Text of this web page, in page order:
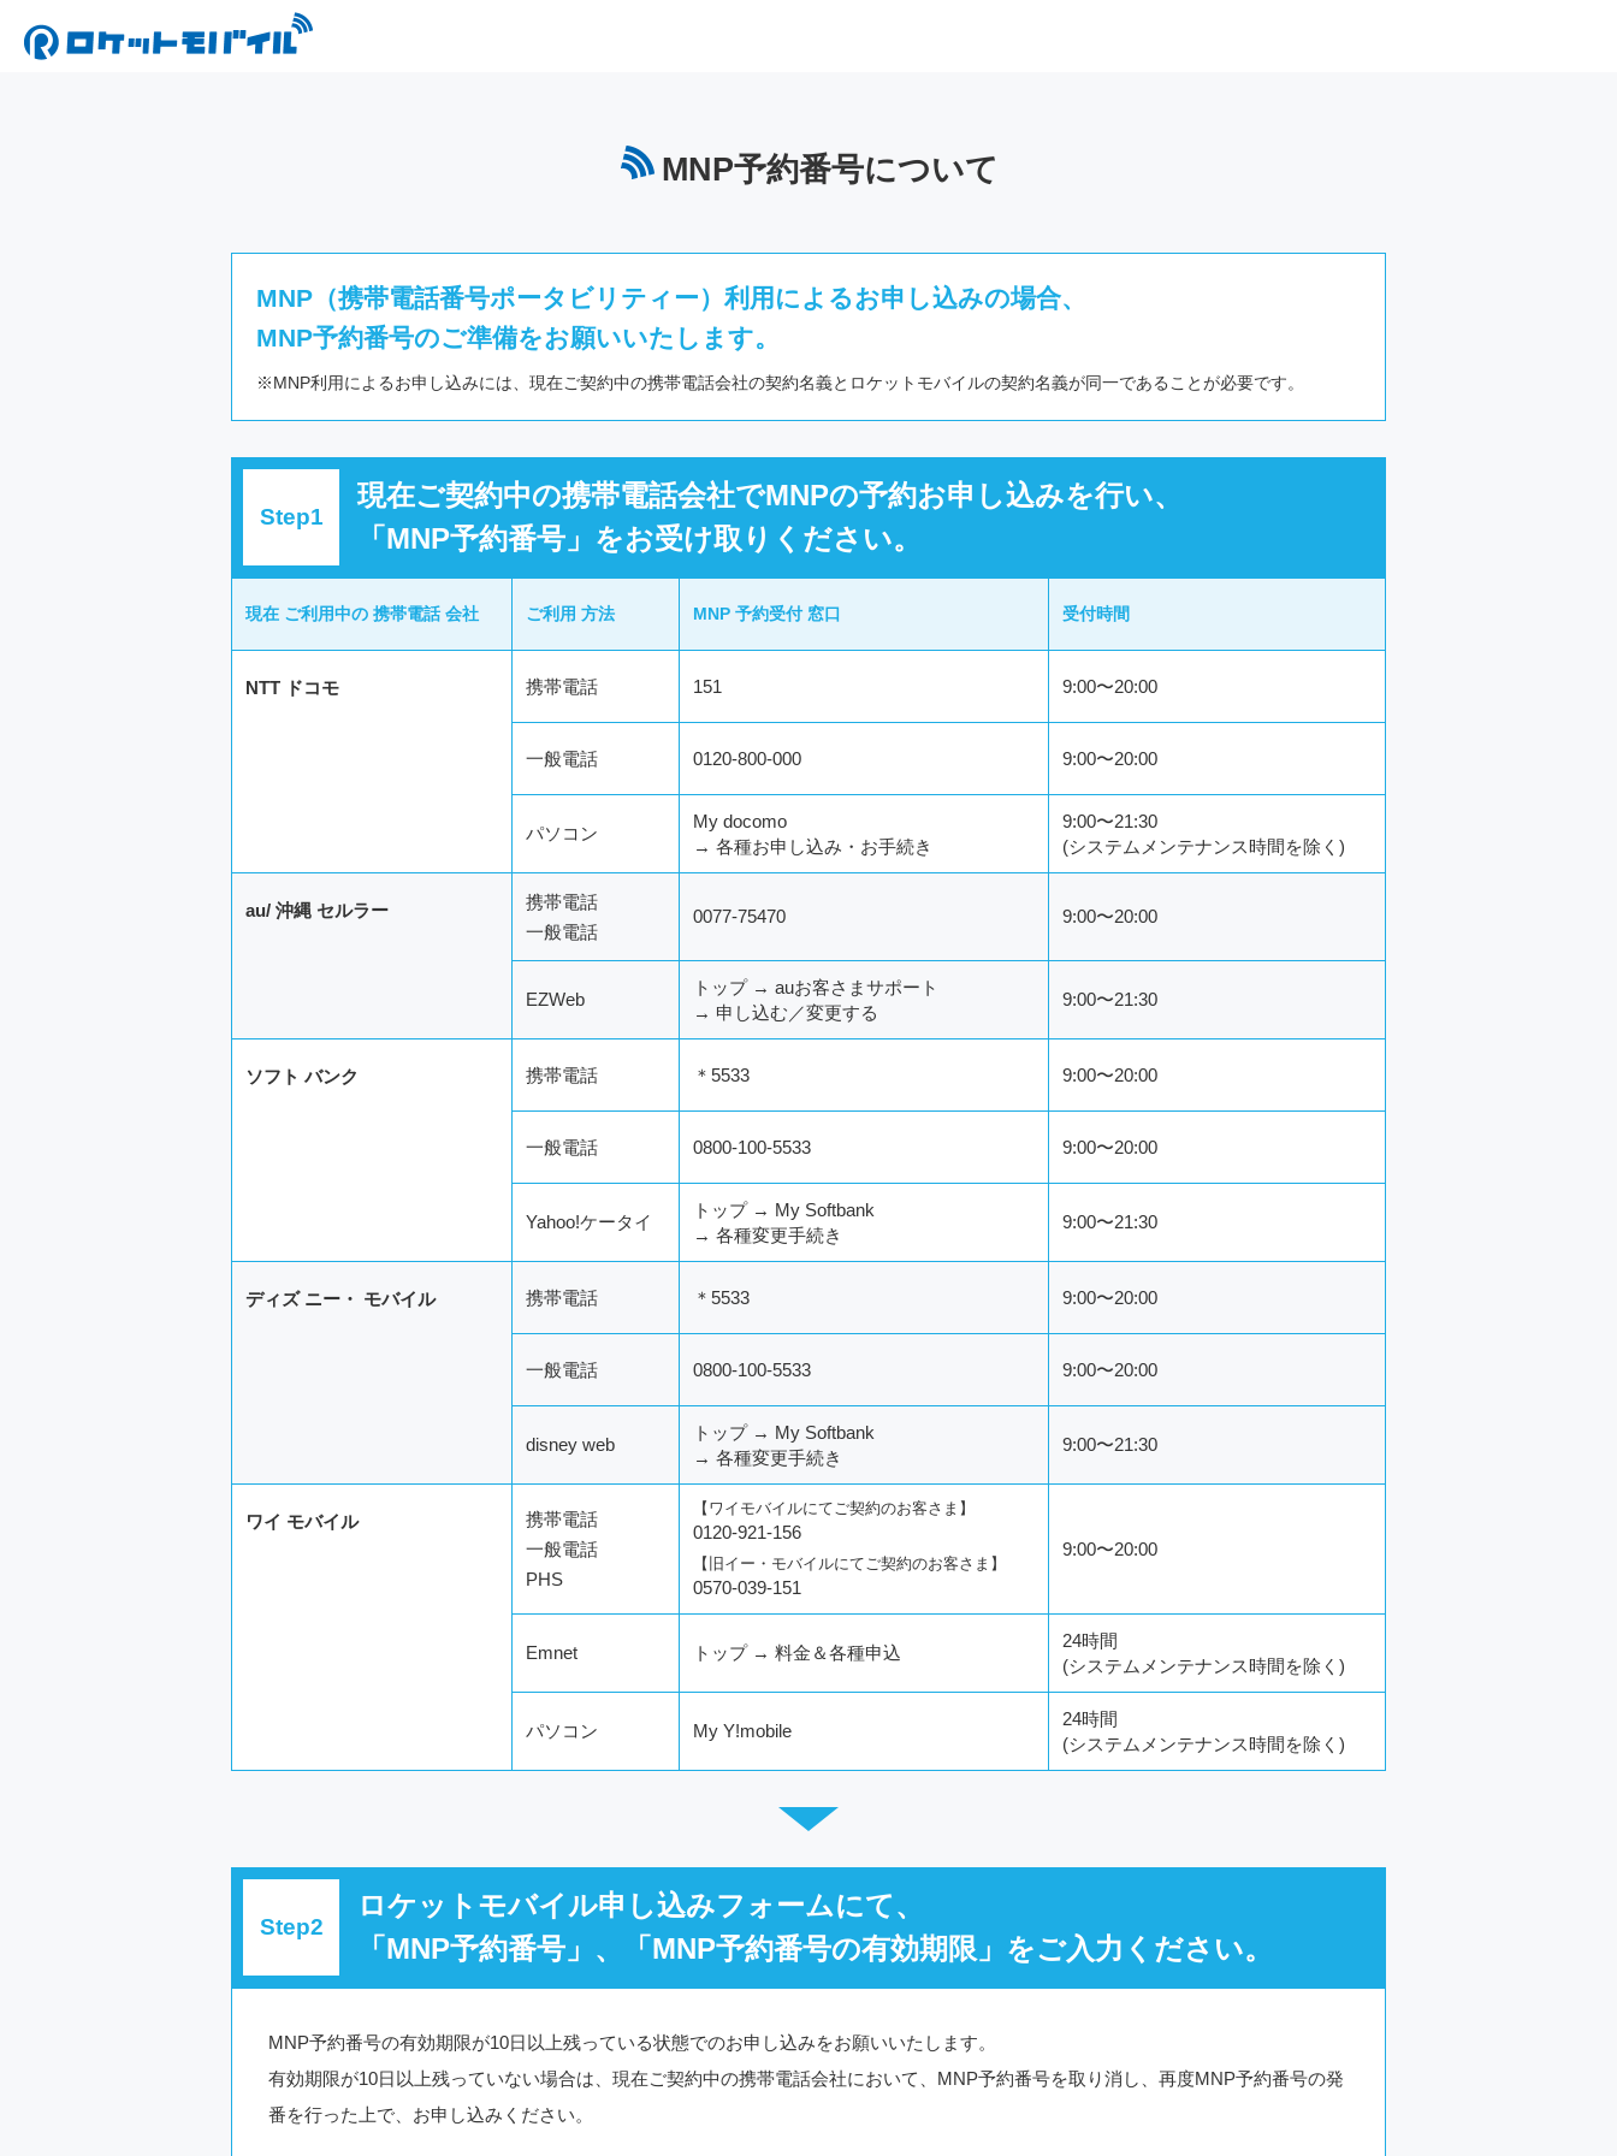
MNP予約番号について
MNP（携帯電話番号ポータビリティー）利用によるお申し込みの場合、
MNP予約番号のご準備をお願いいたします。
※MNP利用によるお申し込みには、現在ご契約中の携帯電話会社の契約名義とロケットモバイルの契約名義が同一であることが必要です。
現在ご契約中の携帯電話会社でMNPの予約お申し込みを行い、
「MNP予約番号」をお受け取りください。
現在ご利用中の携帯電話会社 ご利用 方法 MNP予約受付窓口 受付時間
NTT ドコモ 携帯電話 151 9:00〜20:00
一般電話 0120-800-000 9:00〜20:00
パソコン
My docomo
→ 各種お申し込み・お手続き
9:00〜21:30
(システムメンテナンス時間を除く)
au/ 沖縄 セルラー
携帯電話
一般電話
0077-75470 9:00〜20:00
EZWeb
トップ → auお客さまサポート
→ 申し込む／変更する
9:00〜21:30
ソフト バンク 携帯電話 ＊5533 9:00〜20:00
一般電話 0800-100-5533 9:00〜20:00
Yahoo!ケータイ
トップ → My Softbank
→ 各種変更手続き
9:00〜21:30
ディズニー・ モバイル 携帯電話 ＊5533 9:00〜20:00
一般電話 0800-100-5533 9:00〜20:00
disney web
トップ → My Softbank
→ 各種変更手続き
9:00〜21:30
ワイ モバイル
携帯電話
一般電話
PHS
【ワイモバイルにてご契約のお客さま】
0120-921-156
【旧イー・モバイルにてご契約のお客さま】
0570-039-151
9:00〜20:00
Emnet トップ → 料金＆各種申込
24時間
(システムメンテナンス時間を除く)
パソコン My Y!mobile
24時間
(システムメンテナンス時間を除く)
ロケットモバイル申し込みフォームにて、
「MNP予約番号」、「MNP予約番号の有効期限」をご入力ください。
MNP予約番号の有効期限が10日以上残っている状態でのお申し込みをお願いいたします。
有効期限が10日以上残っていない場合は、現在ご契約中の携帯電話会社において、MNP予約番号を取り消し、再度MNP予約番号の発
番を行った上で、お申し込みください。